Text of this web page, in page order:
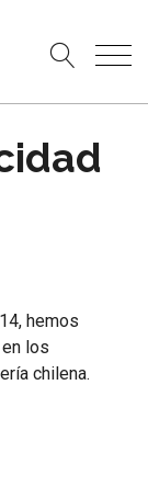
hemos
los
chilena.